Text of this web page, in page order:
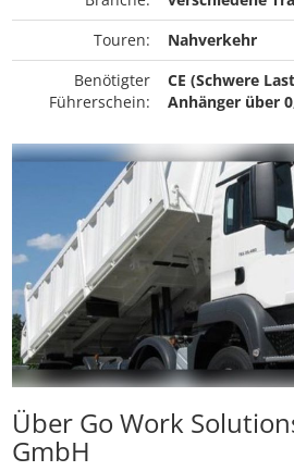
Touren:
Nahverkehr
Benötigter
Führerschein:
CE (Schwere
Anhänger über
Über Go Work
GmbH